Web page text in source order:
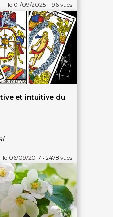
le 01/09/2025 • 196 vues
le 06/09/2017 • 2478 vues
et intuitive du